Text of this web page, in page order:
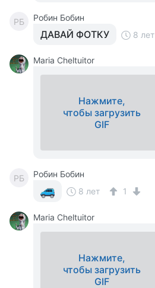
РБ Робин Бобин
ДАВАЙ ФОТКУ 8 лет
Maria Cheltuitor
Нажмите,
чтобы загрузить
GIF
РБ
Робин Бобин
8 лет
1
Maria Cheltuitor
Нажмите,
чтобы загрузить
GIF